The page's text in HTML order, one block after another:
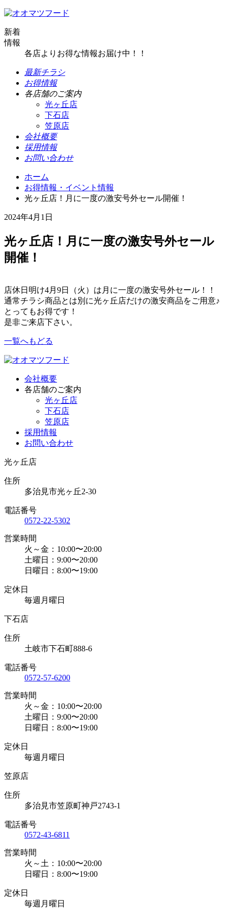
新着
情報
各店よりお得な情報お届け中！！
最新チラシ
お得情報
各店舗のご案内
光ヶ丘店
下石店
笠原店
会社概要
採用情報
お問い合わせ
ホーム
お得情報・イベント情報
光ヶ丘店！月に一度の激安号外セール開催！
2024年4月1日
光ヶ丘店！月に一度の激安号外セール
開催！
店休日明け4月9日（火）は月に一度の激安号外セール！！
通常チラシ商品とは別に光ヶ丘店だけの激安商品をご用意♪
とってもお得です！
是非ご来店下さい。
一覧へもどる
会社概要
各店舗のご案内
光ヶ丘店
下石店
笠原店
採用情報
お問い合わせ
光ヶ丘店
住所
多治見市光ヶ丘2-30
電話番号
0572-22-5302
営業時間
火～金：10:00〜20:00
土曜日：9:00〜20:00
日曜日：8:00〜19:00
定休日
毎週月曜日
下石店
住所
土岐市下石町888-6
電話番号
0572-57-6200
営業時間
火～金：10:00〜20:00
土曜日：9:00〜20:00
日曜日：8:00〜19:00
定休日
毎週月曜日
笠原店
住所
多治見市笠原町神戸2743-1
電話番号
0572-43-6811
営業時間
火～土：10:00〜20:00
日曜日：8:00〜19:00
定休日
毎週月曜日